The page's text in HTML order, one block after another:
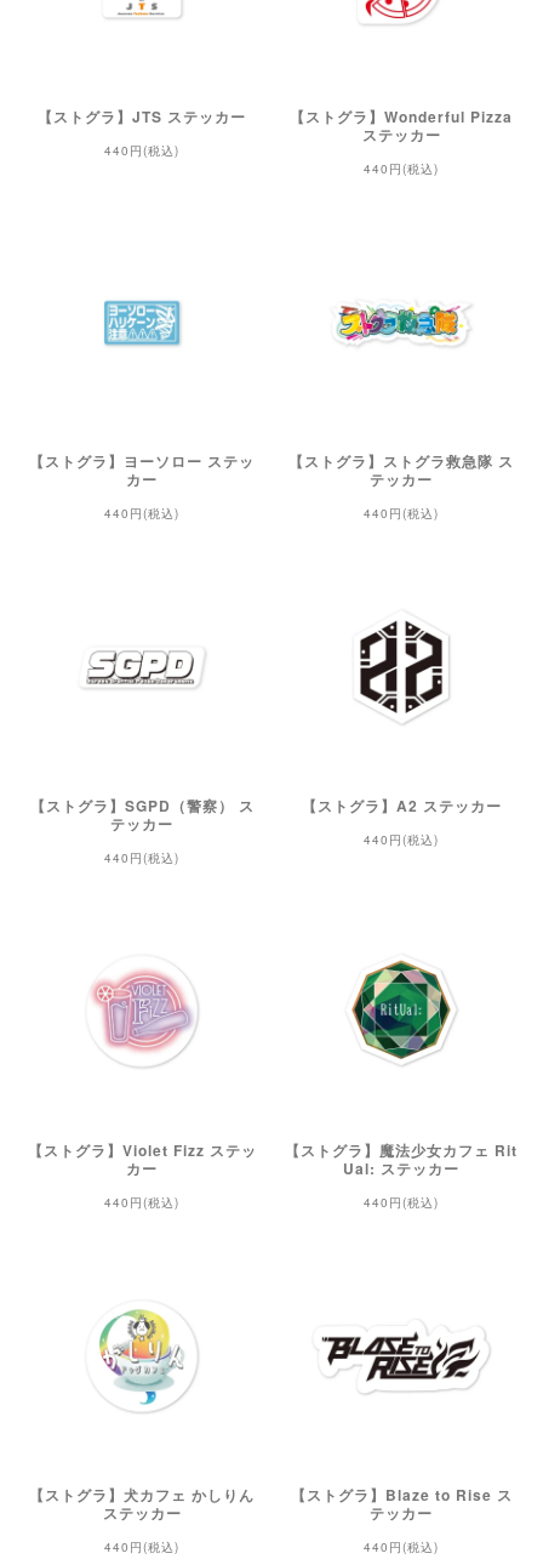
【ストグラ】JTS ステッカー
440円(税込)
【ストグラ】Wonderful Pizza
ステッカー
440円(税込)
【ストグラ】ヨーソロー ステッ
カー
440円(税込)
【ストグラ】ストグラ救急隊 ス
テッカー
440円(税込)
【ストグラ】SGPD（警察） ス
テッカー
440円(税込)
【ストグラ】A2 ステッカー
440円(税込)
【ストグラ】Violet Fizz ステッ
カー
440円(税込)
【ストグラ】魔法少女カフェ Rit
Ual: ステッカー
440円(税込)
【ストグラ】犬カフェ かしりん
ステッカー
440円(税込)
【ストグラ】Blaze to Rise ス
テッカー
440円(税込)